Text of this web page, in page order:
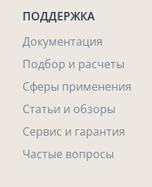
ПОДДЕРЖКА
Документация
Подбор и расчеты
Сферы применения
Статьи и обзоры
Сервис и гарантия
Частые вопросы